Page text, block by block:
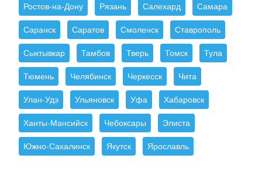
Ростов-на-Дону Рязань Салехард Самара
Саранск Саратов Смоленск Ставрополь
Сыктывкар Тамбов Тверь Томск Тула
Тюмень Челябинск Черкесск Чита
Улан-Удэ Ульяновск Уфа Хабаровск
Ханты-Мансийск Чебоксары Элиста
Южно-Сахалинск Якутск Ярославль